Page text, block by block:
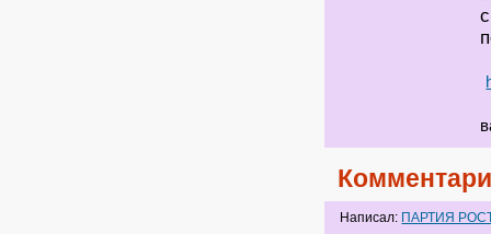
Написал: ПАРТИЯ